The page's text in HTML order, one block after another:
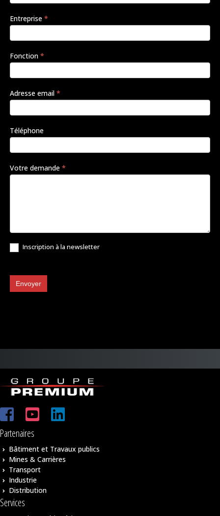
Entreprise *
Fonction *
Adresse email *
Téléphone
Votre demande *
Inscription à la newsletter
Envoyer
Partenaires
Bâtiment et Travaux publics
Mines & Carrières
Transport
Industrie
Distribution
Services